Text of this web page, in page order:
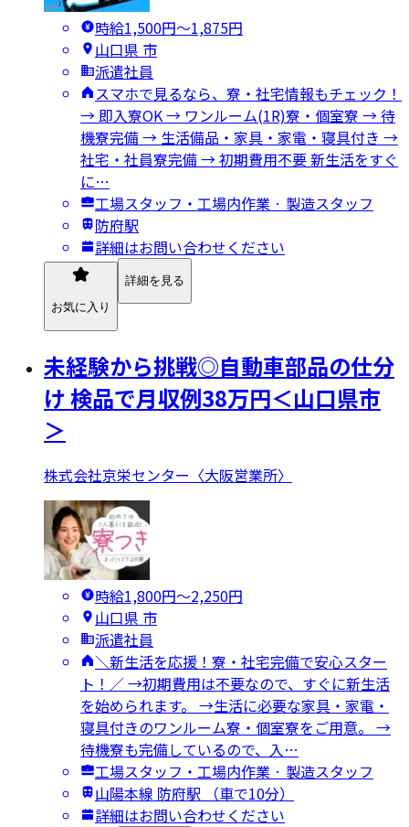
時給1,500円〜1,875円
山口県 市
派遣社員
スマホで見るなら、寮・社宅情報もチェック！
→ 即入寮OK → ワンルーム(1R)寮・個室寮 → 待
機寮完備 → 生活備品・家具・家電・寝具付き →
社宅・社員寮完備 → 初期費用不要 新生活をすぐ
に…
工場スタッフ・工場内作業 · 製造スタッフ
防府駅
詳細はお問い合わせください
お気に入り
詳細を見る
未経験から挑戦◎自動車部品の仕分
け 検品で月収例38万円＜山口県市
＞
株式会社京栄センター〈大阪営業所〉
時給1,800円〜2,250円
山口県 市
派遣社員
＼新生活を応援！寮・社宅完備で安心スター
ト！／ →初期費用は不要なので、すぐに新生活
を始められます。 →生活に必要な家具・家電・
寝具付きのワンルーム寮・個室寮をご用意。 →
待機寮も完備しているので、入…
工場スタッフ・工場内作業 · 製造スタッフ
山陽本線 防府駅 （車で10分）
詳細はお問い合わせください